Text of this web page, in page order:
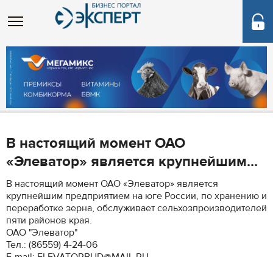
В настоящий момент ОАО
«Элеватор» является крупнейшим...
В настоящий момент ОАО «Элеватор» является
крупнейшим предприятием на юге России, по хранению и
переработке зерна, обслуживает сельхозпроизводителей
пяти районов края.
ОАО "Элеватор"
Тел.: (86559) 4-24-06